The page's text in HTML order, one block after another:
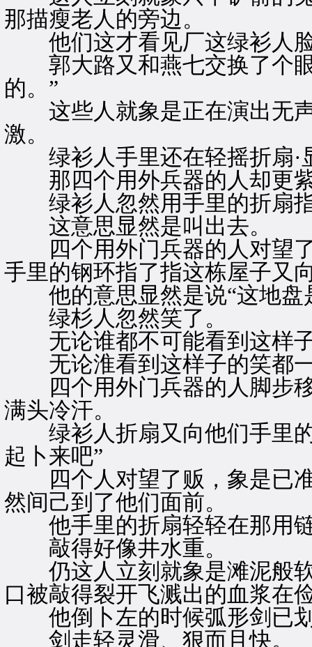
那描瘦老人的旁边。
他们这才看见厂这绿衫人脸
郭大路又和燕七交换了个眼
的。”
这些人就象是正在演出无声
激。
绿衫人手里还在轻摇折扇·
那四个用外兵器的人却更紫
绿衫人忽然用手里的折扇指
这意思显然是叫出去。
四个用外门兵器的人对望了
手里的钢环指了指这栋屋子又
他的意思显然是说“这地盘
绿杉人忽然笑了。
无论谁都不可能看到这样
无论淮看到这样子的笑都一
四个用外门兵器的人脚步移
满头冷汗。
绿衫人折扇又向他们手里的
起卜来吧”
四个人对望了贩，象是已准
然间己到了他们面前。
他手里的折扇轻轻在那用链
敲得好像井水重。
仍这人立刻就象是滩泥般软
口被敲得裂开飞溅出的血浆在
他倒卜左的时候弧形剑已
剑走轻灵滑、狠而且快。